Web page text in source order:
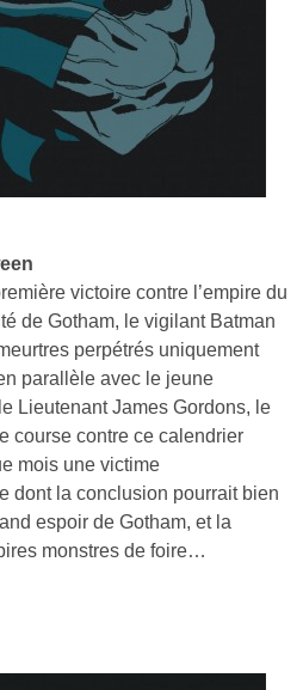
victoire contre l’empire du
de Gotham, le vigilant Batman
perpétrés uniquement
parallèle avec le jeune
Lieutenant James Gordons, le
course contre ce calendrier
mois une victime
dont la conclusion pourrait bien
espoir de Gotham, et la
monstres de foire…